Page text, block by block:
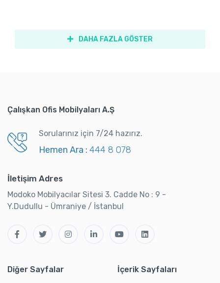
DAHA FAZLA GÖSTER
Çalışkan Ofis Mobilyaları A.Ş
Sorularınız için 7/24 hazırız.
Hemen Ara : 444 8 078
İletişim Adres
Modoko Mobilyacılar Sitesi 3. Cadde No : 9 -
Y.Dudullu - Ümraniye / İstanbul
Diğer Sayfalar İçerik Sayfaları